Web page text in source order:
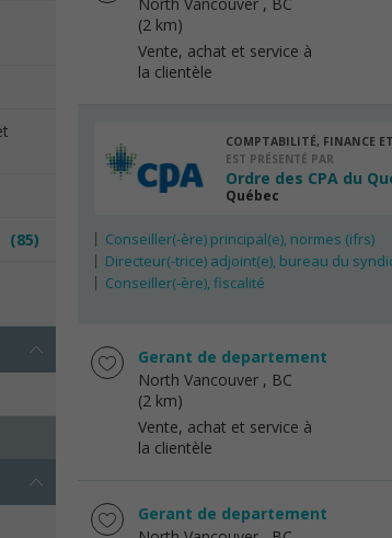
(85)
(2 km)
Vente, achat et service à
la clientèle
COMPTABILITÉ, FINANCE
EST PRÉSENTÉ PAR
Ordre des CPA du
Québec
Conseiller(-ère) principal(e), normes (ifrs)
Directeur(-trice) adjoint(e), bureau du
Conseiller(-ère), fiscalité
Gerant de departement
North Vancouver , BC
(2 km)
Vente, achat et service à
la clientèle
Gerant de departement